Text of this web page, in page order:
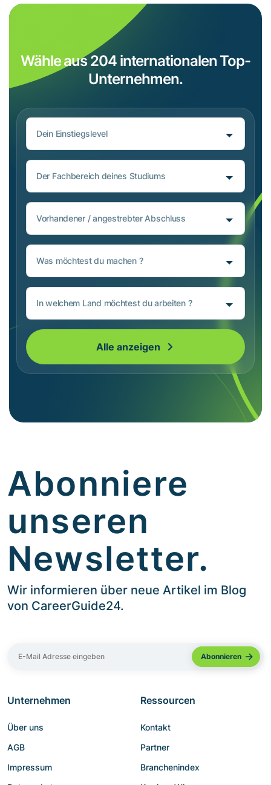
Wähle aus 204 internationalen Top-
Unternehmen.
Dein Einstiegslevel
Was möchtest du machen ?
Der Fachbereich deines Studiums
In welchem Land möchtest du arbeiten ?
Vorhandener / angestrebter Abschluss
Alle anzeigen
Abonniere
unseren
Newsletter.
Wir informieren über neue Artikel im Blog
von CareerGuide24.
Unternehmen
Über uns
AGB
Impressum
Ressourcen
Kontakt
Partner
Branchenindex